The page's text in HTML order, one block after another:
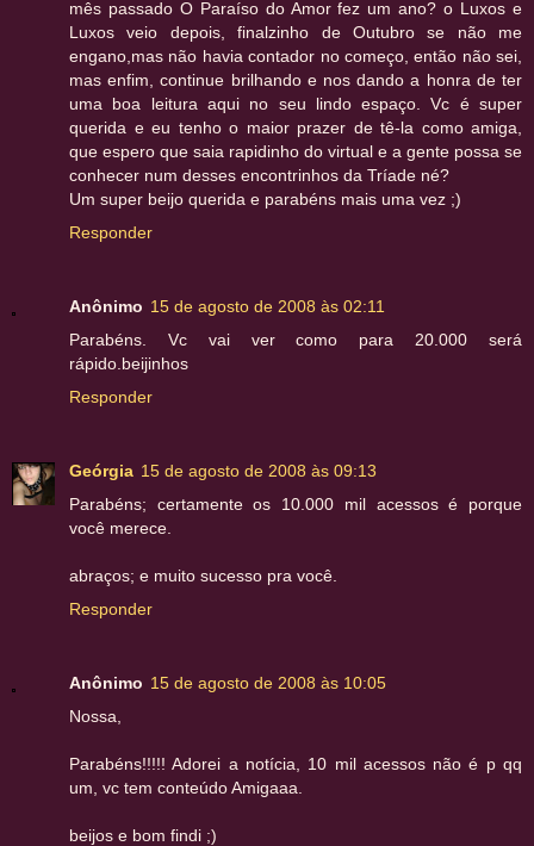
mês passado O Paraíso do Amor fez um ano? o Luxos e
Luxos veio depois, finalzinho de Outubro se não me
engano,mas não havia contador no começo, então não sei,
mas enfim, continue brilhando e nos dando a honra de ter
uma boa leitura aqui no seu lindo espaço. Vc é super
querida e eu tenho o maior prazer de tê-la como amiga,
que espero que saia rapidinho do virtual e a gente possa se
conhecer num desses encontrinhos da Tríade né?
Um super beijo querida e parabéns mais uma vez ;)
Responder
Anônimo 15 de agosto de 2008 às 02:11
Parabéns. Vc vai ver como para 20.000 será
rápido.beijinhos
Responder
Geórgia 15 de agosto de 2008 às 09:13
Parabéns; certamente os 10.000 mil acessos é porque
você merece.
abraços; e muito sucesso pra você.
Responder
Anônimo 15 de agosto de 2008 às 10:05
Nossa,
Parabéns!!!!! Adorei a notícia, 10 mil acessos não é p qq
um, vc tem conteúdo Amigaaa.
beijos e bom findi ;)